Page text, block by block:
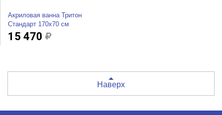
Акриловая ванна Тритон
Стандарт 170х70 см
15 470
Наверх